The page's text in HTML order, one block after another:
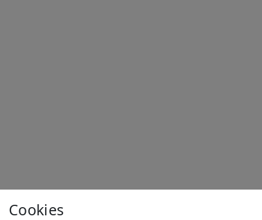
Cookies